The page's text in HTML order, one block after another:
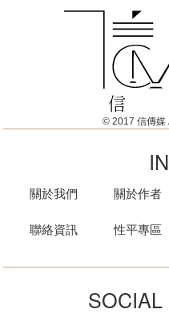
© 2017 信傳媒
關於我們
聯絡資訊
關於作者
性平專區